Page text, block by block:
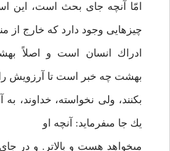
امّا آنچه جاى بحث است، اين
چيزهايى وجود دارد كه خارج از
ادراك انسان است و اصلاً
بهشت چه خبر است تا آرزويش را
بكنند، ولى نخواسته، خداوند، به
يك جا مى‏فرمايد: آنچه او
مى‏خواهد هست و بالاتر. و در